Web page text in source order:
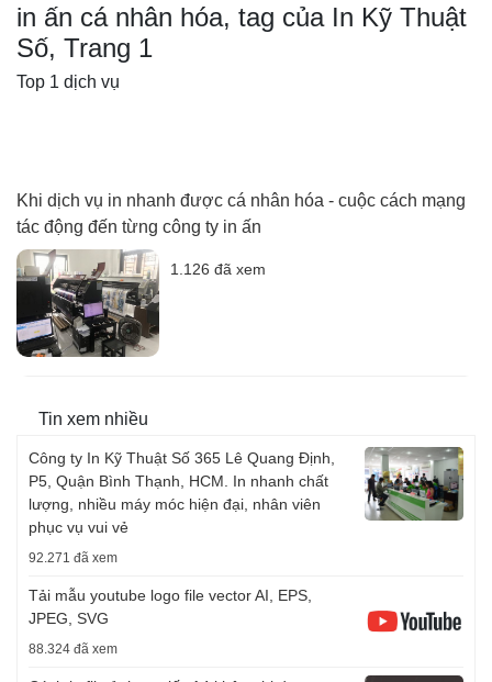
in ấn cá nhân hóa, tag của In Kỹ Thuật
Số, Trang 1
Top 1 dịch vụ
Khi dịch vụ in nhanh được cá nhân hóa - cuộc cách mạng
tác động đến từng công ty in ấn
1.126 đã xem
Tin xem nhiều
Công ty In Kỹ Thuật Số 365 Lê Quang Định,
P5, Quận Bình Thạnh, HCM. In nhanh chất
lượng, nhiều máy móc hiện đại, nhân viên
phục vụ vui vẻ
92.271 đã xem
Tải mẫu youtube logo file vector AI, EPS,
JPEG, SVG
88.324 đã xem